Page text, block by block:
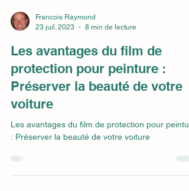
23 juil. 2023
8 min de lecture
Les avantages du film de
protection pour peinture :
Préserver la beauté de votre
voiture
: Préserver la beauté de votre voiture